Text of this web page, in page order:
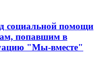
социальной помощи
попавшим в
"Мы-вместе"